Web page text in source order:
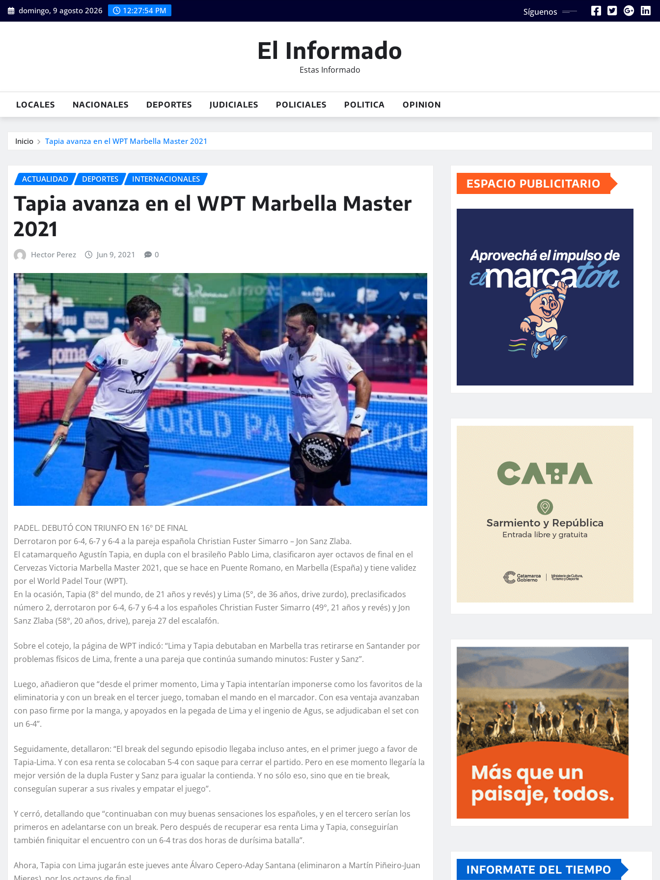
Saltar
al
domingo, 9 agosto 2026 12:27:56 PM Síguenos
El Informado
Estas Informado
LOCALES NACIONALES DEPORTES JUDICIALES POLICIALES POLITICA OPINION
Inicio Tapia avanza en el WPT Marbella Master 2021
ACTUALIDAD DEPORTES INTERNACIONALES
Tapia avanza en el WPT Marbella Master
2021
Hector Perez Jun 9, 2021 0
PADEL. DEBUTÓ CON TRIUNFO EN 16º DE FINAL
Derrotaron por 6-4, 6-7 y 6-4 a la pareja española Christian Fuster Simarro – Jon Sanz Zlaba.
El catamarqueño Agustín Tapia, en dupla con el brasileño Pablo Lima, clasificaron ayer octavos de final en el
Cervezas Victoria Marbella Master 2021, que se hace en Puente Romano, en Marbella (España) y tiene validez
por el World Padel Tour (WPT).
En la ocasión, Tapia (8° del mundo, de 21 años y revés) y Lima (5°, de 36 años, drive zurdo), preclasificados
número 2, derrotaron por 6-4, 6-7 y 6-4 a los españoles Christian Fuster Simarro (49°, 21 años y revés) y Jon
Sanz Zlaba (58°, 20 años, drive), pareja 27 del escalafón.
Sobre el cotejo, la página de WPT indicó: “Lima y Tapia debutaban en Marbella tras retirarse en Santander por
problemas físicos de Lima, frente a una pareja que continúa sumando minutos: Fuster y Sanz”.
Luego, añadieron que “desde el primer momento, Lima y Tapia intentarían imponerse como los favoritos de la
eliminatoria y con un break en el tercer juego, tomaban el mando en el marcador. Con esa ventaja avanzaban
con paso firme por la manga, y apoyados en la pegada de Lima y el ingenio de Agus, se adjudicaban el set con
un 6-4”.
Seguidamente, detallaron: “El break del segundo episodio llegaba incluso antes, en el primer juego a favor de
Tapia-Lima. Y con esa renta se colocaban 5-4 con saque para cerrar el partido. Pero en ese momento llegaría la
mejor versión de la dupla Fuster y Sanz para igualar la contienda. Y no sólo eso, sino que en tie break,
conseguían superar a sus rivales y empatar el juego”.
Y cerró, detallando que “continuaban con muy buenas sensaciones los españoles, y en el tercero serían los
primeros en adelantarse con un break. Pero después de recuperar esa renta Lima y Tapia, conseguirían
también finiquitar el encuentro con un 6-4 tras dos horas de durísima batalla”.
Ahora, Tapia con Lima jugarán este jueves ante Álvaro Cepero-Aday Santana (eliminaron a Martín Piñeiro-Juan
ESPACIO PUBLICITARIO
INFORMATE DEL TIEMPO